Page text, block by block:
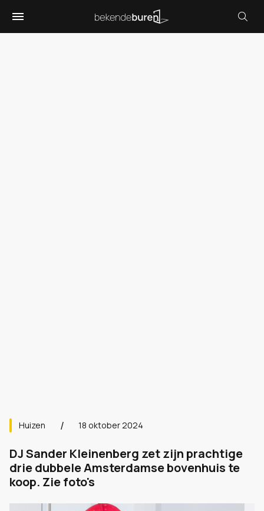
Huizen 18 oktober 2024
DJ Sander Kleinenberg zet zijn prachtige
drie dubbele Amsterdamse bovenhuis te
koop. Zie foto's